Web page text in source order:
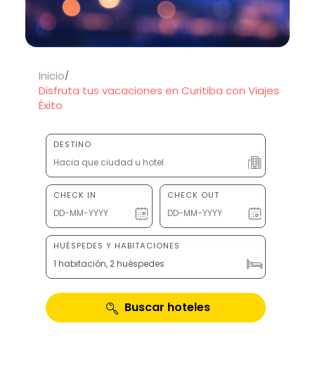
Inicio
Disfruta tus vacaciones en Curitiba con Viajes
Éxito
DESTINO
CHECK IN CHECK OUT
HUÉSPEDES Y HABITACIONES
1 habitación, 2 huéspedes
Buscar hoteles